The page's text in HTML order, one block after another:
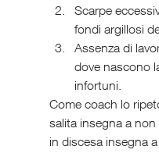
Scarpe
fondi argillosi
Assenza di
dove nascono
infortuni.
Come coach lo
salita insegna a
in discesa insegna